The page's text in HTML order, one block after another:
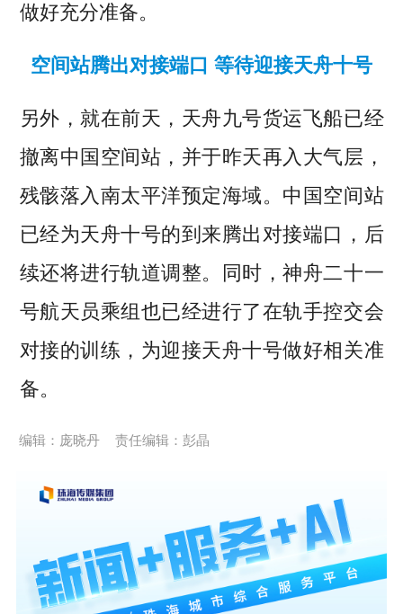
做好充分准备。
空间站腾出对接端口 等待迎接天舟十号
另外，就在前天，天舟九号货运飞船已经
撤离中国空间站，并于昨天再入大气层，
残骸落入南太平洋预定海域。中国空间站
已经为天舟十号的到来腾出对接端口，后
续还将进行轨道调整。同时，神舟二十一
号航天员乘组也已经进行了在轨手控交会
对接的训练，为迎接天舟十号做好相关准
备。
编辑：庞晓丹 责任编辑：彭晶